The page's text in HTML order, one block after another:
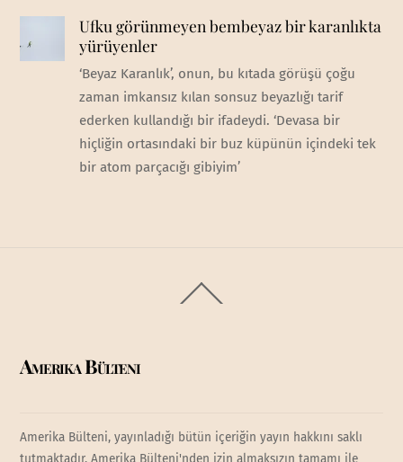
Ufku görünmeyen bembeyaz bir karanlıkta
yürüyenler
‘Beyaz Karanlık’, onun, bu kıtada görüşü çoğu
zaman imkansız kılan sonsuz beyazlığı tarif
ederken kullandığı bir ifadeydi. ‘Devasa bir
hiçliğin ortasındaki bir buz küpünün içindeki tek
bir atom parçacığı gibiyim’
To
Amerika Bülteni
Amerika Bülteni, yayınladığı bütün içeriğin yayın hakkını saklı
tutmaktadır. Amerika Bülteni'nden izin almaksızın tamamı ile